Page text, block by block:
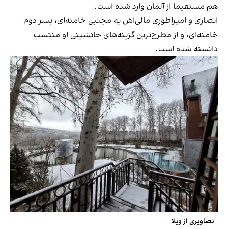
هم مستقیما از آلمان وارد شده است.
انصاری و امپراطوری مالی‌اش به مجتبی خامنه‌ای، پسر دوم
خامنه‌ای، و از مطرح‌ترین گزینه‌های جانشینی او منتسب
دانسته شده است.
تصاویری از ویلا